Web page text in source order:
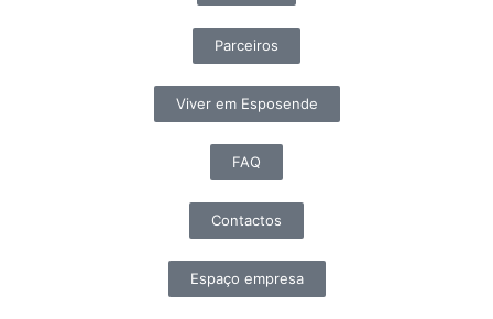
Parceiros
Viver em Esposende
FAQ
Contactos
Espaço empresa